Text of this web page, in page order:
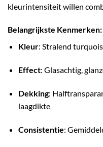
kleurintensiteit willen
Belangrijkste Kenmerken:
Kleur: Stralend
Effect: Glasachtig,
Dekking:
laagdikte
Consistentie: